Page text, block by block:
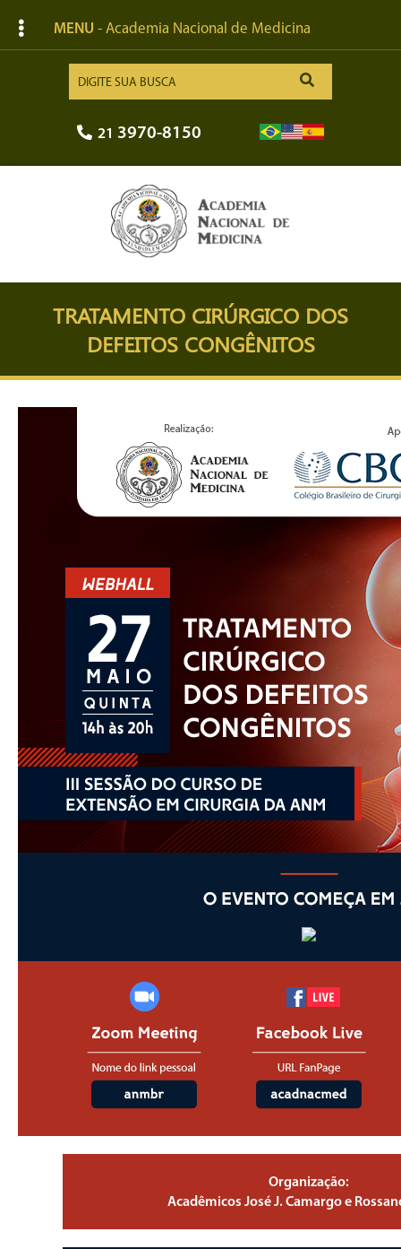
MENU - Academia Nacional de Medicina
21 3970-8150
TRATAMENTO CIRÚRGICO DOS
DEFEITOS CONGÊNITOS
Organização:
Acadêmicos José J. Camargo e